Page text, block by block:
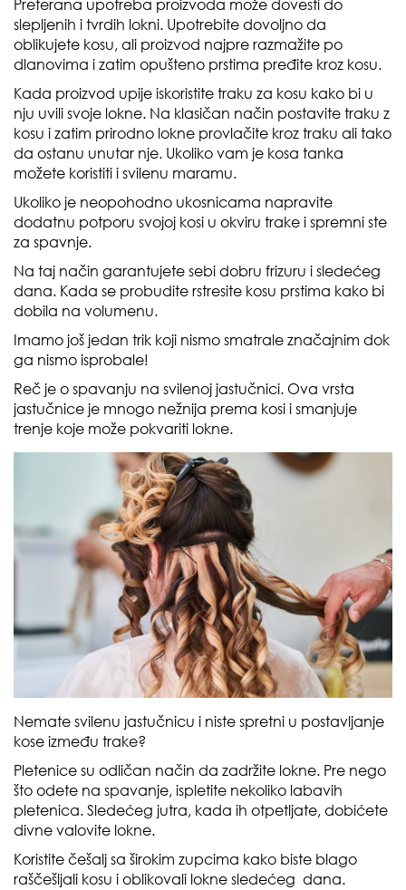
Preterana upotreba proizvoda može dovesti do
slepljenih i tvrdih lokni. Upotrebite dovoljno da
oblikujete kosu, ali proizvod najpre razmažite po
dlanovima i zatim opušteno prstima pređite kroz kosu.
Kada proizvod upije iskoristite traku za kosu kako bi u
nju uvili svoje lokne. Na klasičan način postavite traku z
kosu i zatim prirodno lokne provlačite kroz traku ali tako
da ostanu unutar nje. Ukoliko vam je kosa tanka
možete koristiti i svilenu maramu.
Ukoliko je neopohodno ukosnicama napravite
dodatnu potporu svojoj kosi u okviru trake i spremni ste
za spavnje.
Na taj način garantujete sebi dobru frizuru i sledećeg
dana. Kada se probudite rstresite kosu prstima kako bi
dobila na volumenu.
Imamo još jedan trik koji nismo smatrale značajnim dok
ga nismo isprobale!
Reč je o spavanju na svilenoj jastučnici. Ova vrsta
jastučnice je mnogo nežnija prema kosi i smanjuje
trenje koje može pokvariti lokne.
Nemate svilenu jastučnicu i niste spretni u postavljanje
kose između trake?
Pletenice su odličan način da zadržite lokne. Pre nego
što odete na spavanje, ispletite nekoliko labavih
pletenica. Sledećeg jutra, kada ih otpetljate, dobićete
divne valovite lokne.
Koristite češalj sa širokim zupcima kako biste blago
raščešljali kosu i oblikovali lokne sledećeg dana.